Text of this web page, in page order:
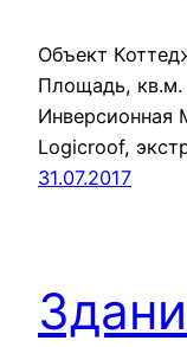
Объект
Площадь, кв.м.
Инверсионная
Logicroof,
31.07.2017